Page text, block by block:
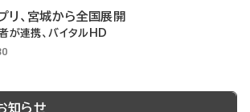
、宮城から全国展開
が連携、バイタルHD
知らせ